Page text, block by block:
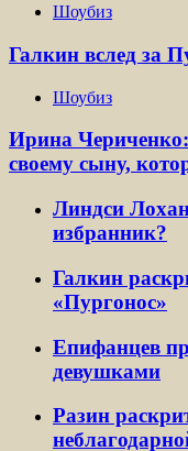
Шоубиз
Галкин вслед за
Шоубиз
Ирина
своему сыну,
Линдси
избранник?
Галкин
«Пургонос»
Епифанцев
девушками
Разин